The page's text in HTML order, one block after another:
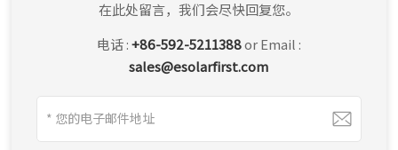
在此处留言，我们会尽快回复您。
电话 : +86-592-5211388or Email :
sales@esolarfirst.com